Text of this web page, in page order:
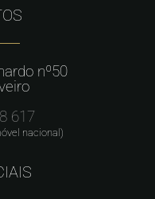
nº50
617
nacional)